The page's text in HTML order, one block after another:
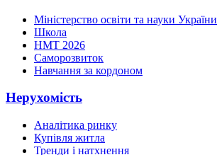
Міністерство освіти та науки України
Школа
НМТ 2026
Саморозвиток
Навчання за кордоном
Нерухомість
Аналітика ринку
Купівля житла
Тренди і натхнення